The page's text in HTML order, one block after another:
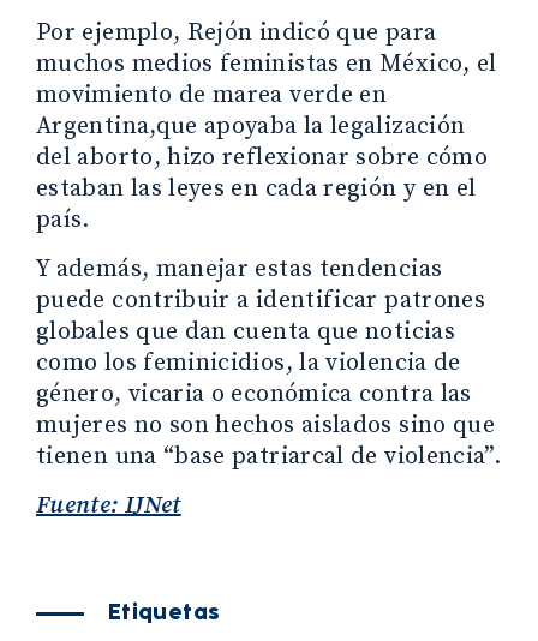
Por ejemplo, Rejón indicó que para
muchos medios feministas en México, el
movimiento de marea verde en
Argentina,que apoyaba la legalización
del aborto, hizo reflexionar sobre cómo
estaban las leyes en cada región y en el
país.
Y además, manejar estas tendencias
puede contribuir a identificar patrones
globales que dan cuenta que noticias
como los feminicidios, la violencia de
género, vicaria o económica contra las
mujeres no son hechos aislados sino que
tienen una “base patriarcal de violencia”.
Fuente: IJNet
Etiquetas